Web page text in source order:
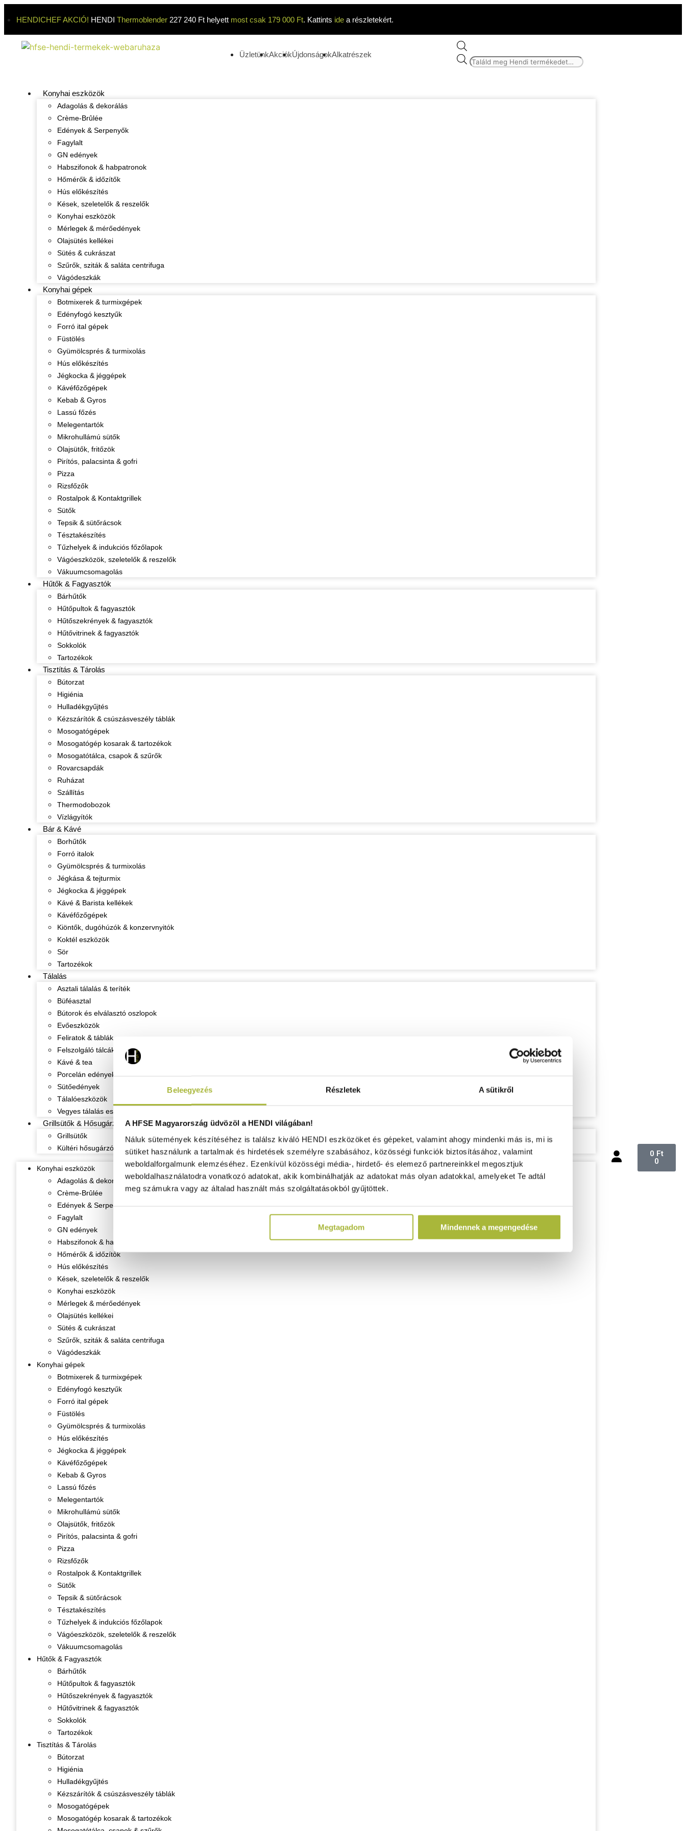
Beleegyezés Részletek A sütikről
A HFSE Magyarország üdvözöl a HENDI világában!
Náluk sütemények készítéséhez is találsz kiváló HENDI eszközöket és gépeket, valamint ahogy mindenki más is, mi is
sütiket használunk a tartalmak és hirdetések személyre szabásához, közösségi funkciók biztosításához, valamint
weboldalforgalmunk elemzéséhez. Ezenkívül közösségi média-, hirdető- és elemező partnereinkkel megosztjuk
weboldalhasználatodra vonatkozó adatokat, akik kombinálhatják az adatokat más olyan adatokkal, amelyeket Te adtál
meg számukra vagy az általad használt más szolgáltatásokból gyűjtöttek.
Megtagadom Mindennek a megengedése
HENDICHEF AKCIÓ! HENDI Thermoblender 227 240 Ft helyett most csak 179 000 Ft. Kattints ide a részletekért.
ÜzletünkAkciókÚjdonságokAlkatrészek
Konyhai eszközök
Adagolás & dekorálás
Crème-Brûlée
Edények & Serpenyők
Fagylalt
GN edények
Habszifonok & habpatronok
Hőmérők & időzítők
Hús előkészítés
Kések, szeletelők & reszelők
Konyhai eszközök
Mérlegek & mérőedények
Olajsütés kellékei
Sütés & cukrászat
Szűrők, sziták & saláta centrifuga
Vágódeszkák
Konyhai gépek
Botmixerek & turmixgépek
Edényfogó kesztyűk
Forró ital gépek
Füstölés
Gyümölcsprés & turmixolás
Hús előkészítés
Jégkocka & jéggépek
Kávéfőzőgépek
Kebab & Gyros
Lassú főzés
Melegentartók
Mikrohullámú sütők
Olajsütők, fritőzök
Pirítós, palacsinta & gofri
Pizza
Rizsfőzők
Rostalpok & Kontaktgrillek
Sütők
Tepsik & sütőrácsok
Tésztakészítés
Tűzhelyek & indukciós főzőlapok
Vágóeszközök, szeletelők & reszelők
Vákuumcsomagolás
Hűtők & Fagyasztók
Bárhűtők
Hűtőpultok & fagyasztók
Hűtőszekrények & fagyasztók
Hűtővitrinek & fagyasztók
Sokkolók
Tartozékok
Tisztítás & Tárolás
Bútorzat
Higiénia
Hulladékgyűjtés
Kézszárítók & csúszásveszély táblák
Mosogatógépek
Mosogatógép kosarak & tartozékok
Mosogatótálca, csapok & szűrők
Rovarcsapdák
Ruházat
Szállítás
Thermodobozok
Vízlágyítók
Bár & Kávé
Borhűtők
Forró italok
Gyümölcsprés & turmixolás
Jégkása & tejturmix
Jégkocka & jéggépek
Kávé & Barista kellékek
Kávéfőzőgépek
Kiöntők, dugóhúzók & konzervnyitók
Koktél eszközök
Sör
Tartozékok
Tálalás
Asztali tálalás & teríték
Büféasztal
Bútorok és elválasztó oszlopok
Evőeszközök
Feliratok & táblák
Felszolgáló tálcák
Kávé & tea
Porcelán edények
Sütőedények
Tálalóeszközök
Vegyes tálalás eszközök
Grillsütők & Hősugárzók
Grillsütők
Kültéri hősugárzók
Konyhai eszközök
Adagolás & dekorálás
Crème-Brûlée
Edények & Serpenyők
Fagylalt
GN edények
Habszifonok & habpatronok
Hőmérők & időzítők
Hús előkészítés
Kések, szeletelők & reszelők
Konyhai eszközök
Mérlegek & mérőedények
Olajsütés kellékei
Sütés & cukrászat
Szűrők, sziták & saláta centrifuga
Vágódeszkák
Konyhai gépek
Botmixerek & turmixgépek
Edényfogó kesztyűk
Forró ital gépek
Füstölés
Gyümölcsprés & turmixolás
Hús előkészítés
Jégkocka & jéggépek
Kávéfőzőgépek
Kebab & Gyros
Lassú főzés
Melegentartók
Mikrohullámú sütők
Olajsütők, fritőzök
Pirítós, palacsinta & gofri
Pizza
Rizsfőzők
Rostalpok & Kontaktgrillek
Sütők
Tepsik & sütőrácsok
Tésztakészítés
Tűzhelyek & indukciós főzőlapok
Vágóeszközök, szeletelők & reszelők
Vákuumcsomagolás
Hűtők & Fagyasztók
Bárhűtők
Hűtőpultok & fagyasztók
Hűtőszekrények & fagyasztók
Hűtővitrinek & fagyasztók
Sokkolók
Tartozékok
Tisztítás & Tárolás
Bútorzat
Higiénia
Hulladékgyűjtés
Kézszárítók & csúszásveszély táblák
Mosogatógépek
Mosogatógép kosarak & tartozékok
0 Ft
0